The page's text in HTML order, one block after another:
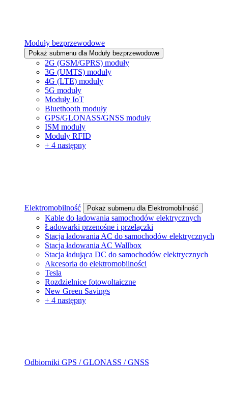
Moduły bezprzewodowe
Pokaż submenu dla Moduły bezprzewodowe
2G (GSM/GPRS) moduły
3G (UMTS) moduły
4G (LTE) moduły
5G moduły
Moduły IoT
Bluethooth moduły
GPS/GLONASS/GNSS moduły
ISM moduły
Moduły RFID
+ 4 następny
Elektromobilność Pokaż submenu dla Elektromobilność
Kable do ładowania samochodów elektrycznych
Ładowarki przenośne i przełączki
Stacja ładowania AC do samochodów elektrycznych
Stacja ładowania AC Wallbox
Stacja ładująca DC do samochodów elektrycznych
Akcesoria do elektromobilności
Tesla
Rozdzielnice fotowoltaiczne
New Green Savings
+ 4 następny
Odbiorniki GPS / GLONASS / GNSS